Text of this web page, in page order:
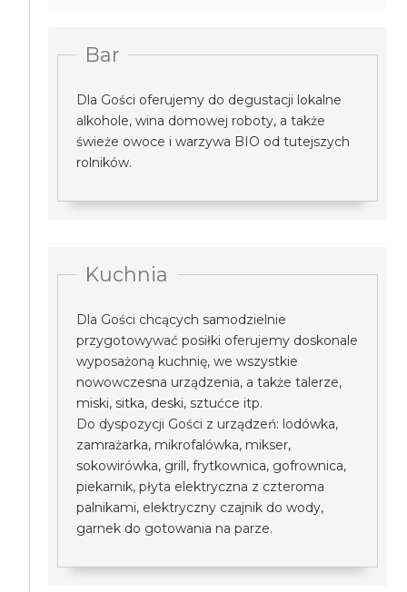
Bar
Dla Gości oferujemy do degustacji lokalne
alkohole, wina domowej roboty, a także
świeże owoce i warzywa BIO od tutejszych
rolników.
Kuchnia
Dla Gości chcących samodzielnie
przygotowywać posiłki oferujemy doskonale
wyposażoną kuchnię, we wszystkie
nowowczesna urządzenia, a także talerze,
miski, sitka, deski, sztućce itp.
Do dyspozycji Gości z urządzeń: lodówka,
zamrażarka, mikrofalówka, mikser,
sokowirówka, grill, frytkownica, gofrownica,
piekarnik, płyta elektryczna z czteroma
palnikami, elektryczny czajnik do wody,
garnek do gotowania na parze.